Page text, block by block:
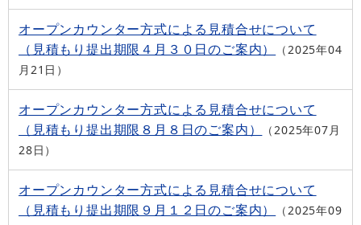
オープンカウンター方式による見積合せについて
（見積もり提出期限４月３０日のご案内）
2025年04
月21日
オープンカウンター方式による見積合せについて
（見積もり提出期限８月８日のご案内）
2025年07月
28日
オープンカウンター方式による見積合せについて
（見積もり提出期限９月１２日のご案内）
2025年09